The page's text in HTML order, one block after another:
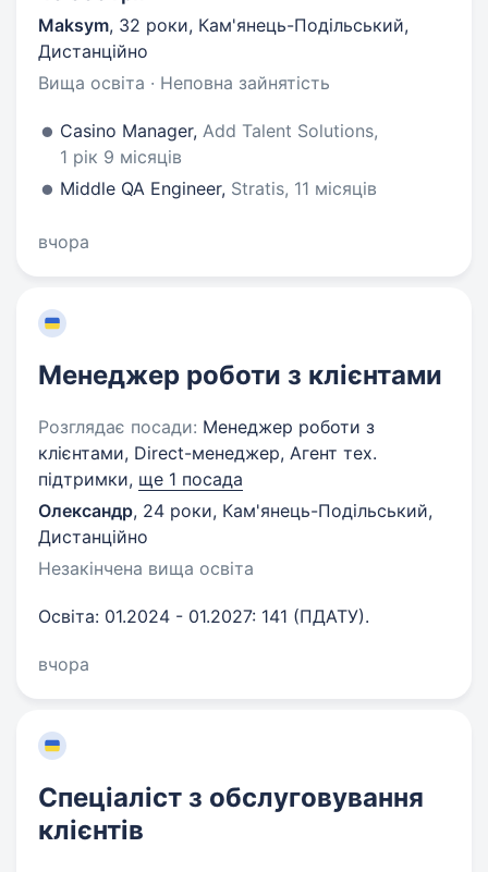
Maksym, 32 роки, Кам'янець-Подільський,
Дистанційно
Вища освіта · Неповна зайнятість
Casino Manager, Add Talent Solutions,
1 рік 9 місяців
Middle QA Engineer, Stratis, 11 місяців
вчора
Менеджер роботи з клієнтами
Розглядає посади: Менеджер роботи з
клієнтами, Direct-менеджер, Агент тех.
підтримки, ще 1 посада
Олександр, 24 роки, Кам'янець-Подільський,
Дистанційно
Незакінчена вища освіта
Освіта: 01.2024 - 01.2027: 141 (ПДАТУ).
вчора
Спеціаліст з обслуговування
клієнтів